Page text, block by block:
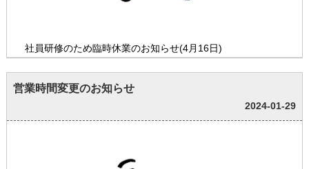
社員研修のため臨時休業のお知らせ(4月16日)
営業時間変更のお知らせ
2024-01-29